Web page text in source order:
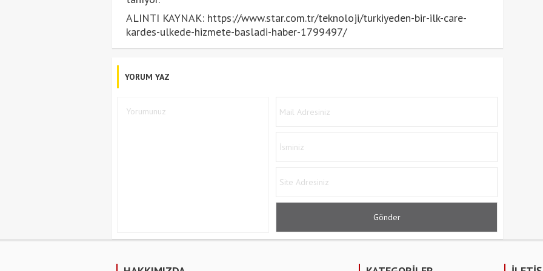
ALINTI KAYNAK: https://www.star.com.tr/teknoloji/turkiyeden-bir-ilk-care-
kardes-ulkede-hizmete-basladi-haber-1799497/
YORUM YAZ